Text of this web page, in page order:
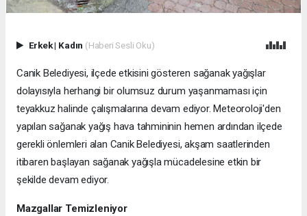
Erkek| Kadın (Haberi Sesli Oku)
Canik Belediyesi, ilçede etkisini gösteren sağanak yağışlar
dolayısıyla herhangi bir olumsuz durum yaşanmaması için
teyakkuz halinde çalışmalarına devam ediyor. Meteoroloji'den
yapılan sağanak yağış hava tahmininin hemen ardından ilçede
gerekli önlemleri alan Canik Belediyesi, akşam saatlerinden
itibaren başlayan sağanak yağışla mücadelesine etkin bir
şekilde devam ediyor.
Mazgallar Temizleniyor